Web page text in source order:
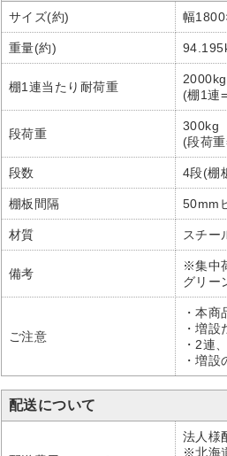
サイズ(約) 幅
重量(約)
棚1連当たり耐荷重
2000kg
(棚1連
段荷重
300kg
(段荷
段数 4段(棚
棚板間隔 50mm
材質 スチー
備考
※集中
グリー
ご注意
・本
・増設
・2連
・増
配送について
法人様
※北海